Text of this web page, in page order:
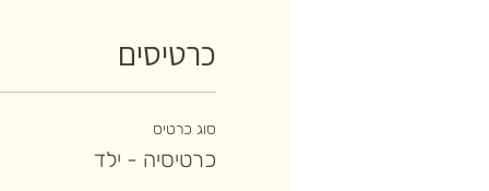
כרטיסים
סוג כרטיס
כרטיסיה - ילד